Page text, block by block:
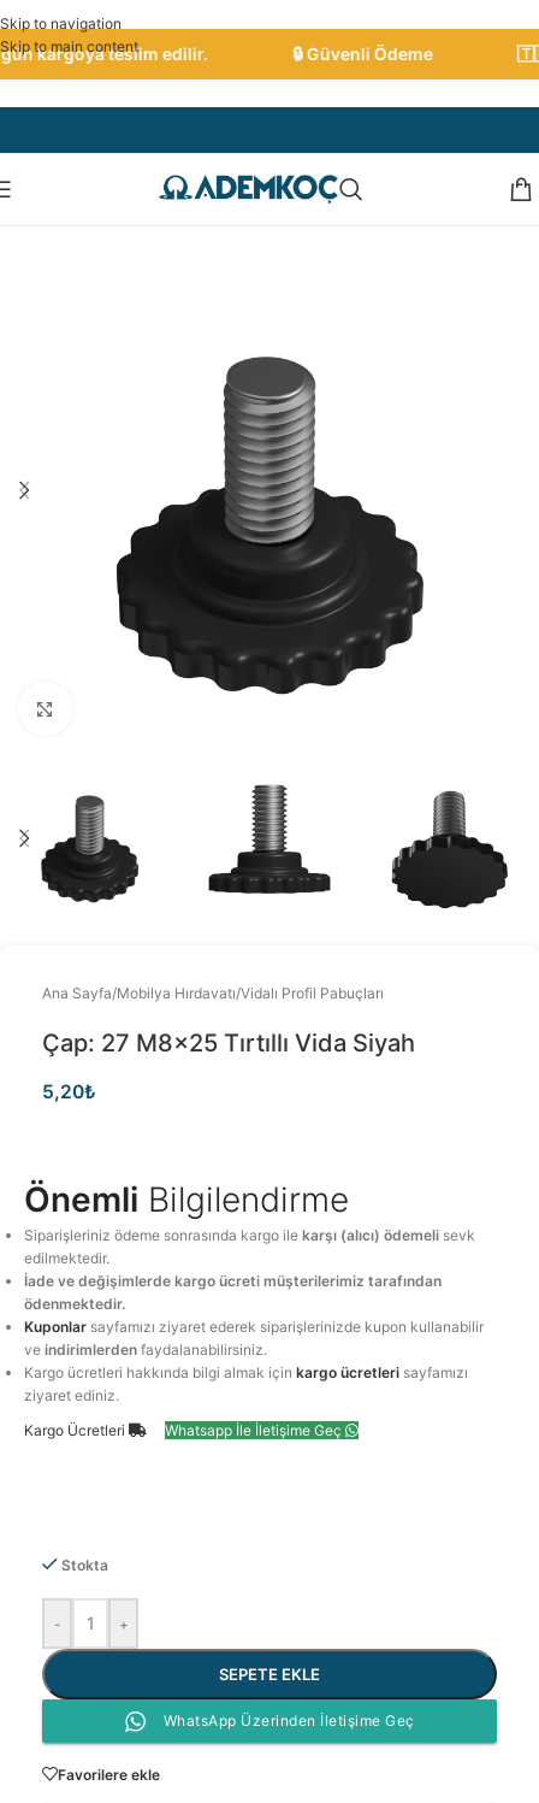
Skip to navigation
Skip to main content
kargoya teslim edilir. 🔒 Güvenli Ödeme 🇹🇷
Ana Sayfa/Mobilya Hırdavatı/Vidalı Profil Pabuçları
Çap: 27 M8x25 Tırtıllı Vida Siyah
5,20₺
Önemli Bilgilendirme
Siparişleriniz ödeme sonrasında kargo ilekarşı (alıcı) ödemeli sevk
edilmektedir.
İade ve değişimlerde kargo ücreti müşterilerimiz tarafından
ödenmektedir.
Kuponlar sayfamızı ziyaret ederek siparişlerinizde kupon kullanabilir
veindirimlerden faydalanabilirsiniz.
Kargo ücretleri hakkında bilgi almak içinkargo ücretleri sayfamızı
ziyaret ediniz.
Kargo Ücretleri
Whatsapp İle İletişime Geç
Stokta
- +
SEPETE EKLE
WhatsApp Üzerinden İletişime Geç
Favorilere ekle